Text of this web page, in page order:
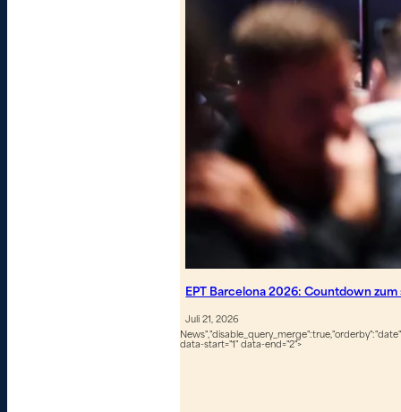
EPT Barcelona 2026: Countdown zum
Juli 21, 2026
data-start="1" data-end="2">